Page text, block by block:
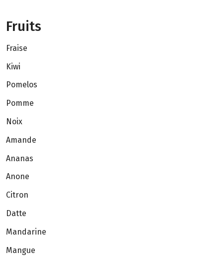
Fruits
Fraise
Kiwi
Pomelos
Pomme
Noix
Amande
Ananas
Anone
Citron
Datte
Mandarine
Mangue